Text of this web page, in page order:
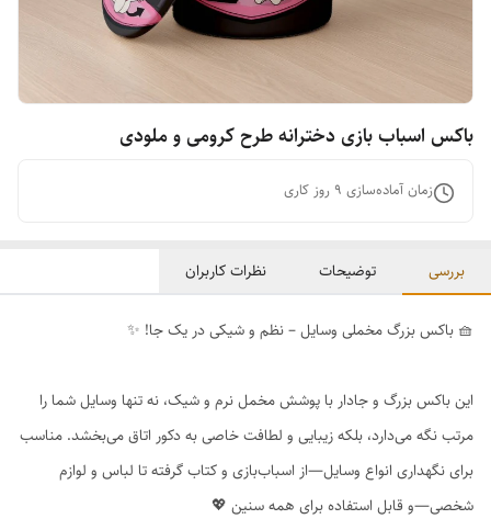
باکس اسباب بازی دخترانه طرح کرومی و ملودی
زمان آماده‌سازی 9 روز کاری
بررسی توضیحات نظرات کاربران
🧺 باکس بزرگ مخملی وسایل – نظم و شیکی در یک جا! ✨
این باکس بزرگ و جادار با پوشش مخمل نرم و شیک، نه تنها وسایل شما را
مرتب نگه می‌دارد، بلکه زیبایی و لطافت خاصی به دکور اتاق می‌بخشد. مناسب
برای نگهداری انواع وسایل—از اسباب‌بازی و کتاب گرفته تا لباس و لوازم
شخصی—و قابل استفاده برای همه سنین 💖